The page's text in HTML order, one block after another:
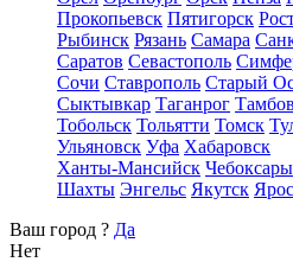
Прокопьевск Пятигорск
Рыбинск Рязань Самара
Саратов Севастополь
Сочи Ставрополь Старый
Сыктывкар Таганрог Тамбов
Тобольск Тольятти Томск
Ульяновск Уфа Хабаровск
Ханты-Мансийск Чебоксары
Шахты Энгельс Якутск
Ваш город ? Да
Нет